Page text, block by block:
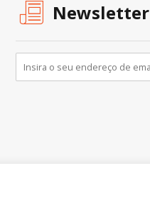
Newsletter